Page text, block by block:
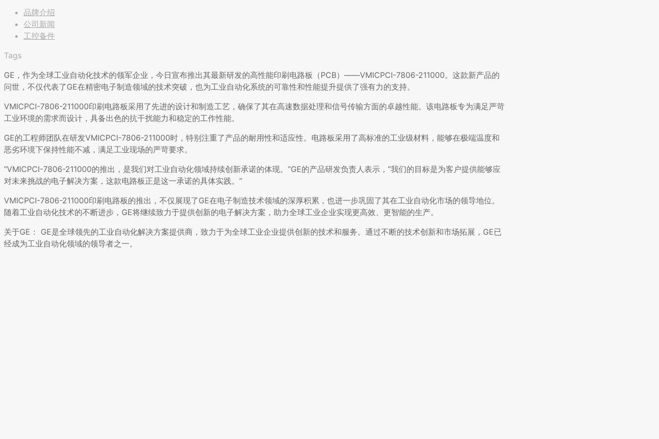
品牌介绍
公司新闻
工控备件
Tags
GE，作为全球工业自动化技术的领军企业，今日宣布推出其最新研发的高性能印刷电路板（PCB）——VMICPCI-7806-211000。这款新产品的
问世，不仅代表了GE在精密电子制造领域的技术突破，也为工业自动化系统的可靠性和性能提升提供了强有力的支持。
VMICPCI-7806-211000印刷电路板采用了先进的设计和制造工艺，确保了其在高速数据处理和信号传输方面的卓越性能。该电路板专为满足严苛
工业环境的需求而设计，具备出色的抗干扰能力和稳定的工作性能。
GE的工程师团队在研发VMICPCI-7806-211000时，特别注重了产品的耐用性和适应性。电路板采用了高标准的工业级材料，能够在极端温度和
恶劣环境下保持性能不减，满足工业现场的严苛要求。
“VMICPCI-7806-211000的推出，是我们对工业自动化领域持续创新承诺的体现。”GE的产品研发负责人表示，“我们的目标是为客户提供能够应
对未来挑战的电子解决方案，这款电路板正是这一承诺的具体实践。”
VMICPCI-7806-211000印刷电路板的推出，不仅展现了GE在电子制造技术领域的深厚积累，也进一步巩固了其在工业自动化市场的领导地位。
随着工业自动化技术的不断进步，GE将继续致力于提供创新的电子解决方案，助力全球工业企业实现更高效、更智能的生产。
关于GE： GE是全球领先的工业自动化解决方案提供商，致力于为全球工业企业提供创新的技术和服务。通过不断的技术创新和市场拓展，GE已
经成为工业自动化领域的领导者之一。